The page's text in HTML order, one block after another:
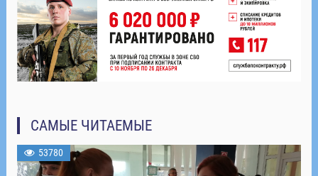
САМЫЕ ЧИТАЕМЫЕ
53780